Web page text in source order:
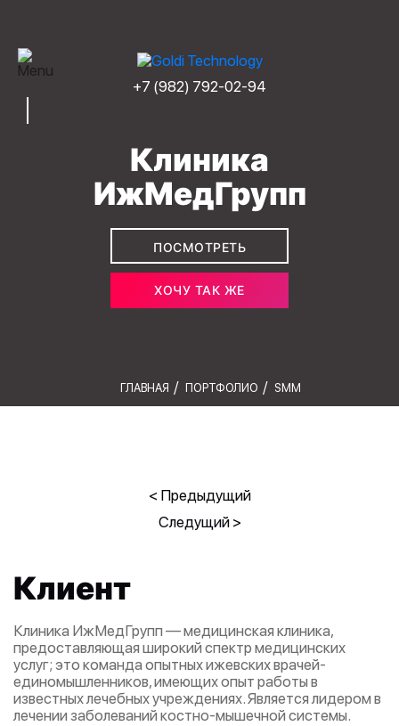
+7 (982) 792-02-94
Клиника
ИжМедГрупп
ПОСМОТРЕТЬ
ХОЧУ ТАК ЖЕ
ГЛАВНАЯ ПОРТФОЛИО SMM
Предыдущий
Следущий
Клиент
Клиника ИжМедГрупп — медицинская клиника,
предоставляющая широкий спектр медицинских
услуг; это команда опытных ижевских врачей-
единомышленников, имеющих опыт работы в
известных лечебных учреждениях. Является лидером в
лечении заболеваний костно-мышечной системы.